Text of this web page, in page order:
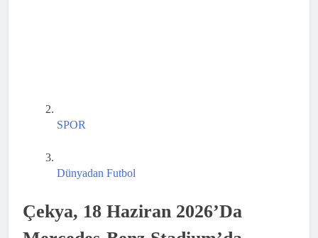
SPOR
Dünyadan Futbol
Çekya, 18 Haziran 2026’da